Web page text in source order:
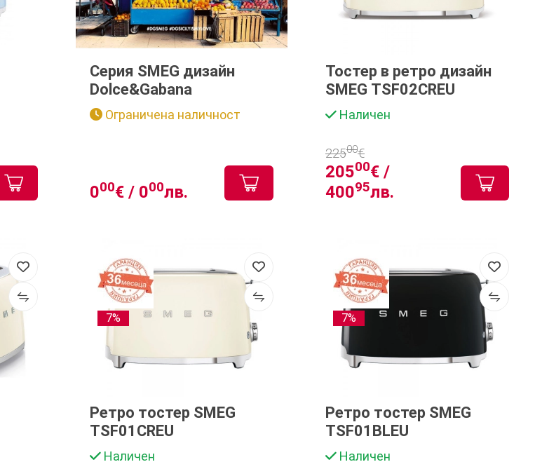
Серия SMEG дизайн
Dolce&Gabana
Ограничена наличност
000€ / 000лв.
Тостер в ретро дизайн
SMEG TSF02CREU
Наличен
20500€ /
40095лв.
22500€
7%
Ретро тостер SMEG
TSF01CREU
Наличен
7%
Ретро тостер SMEG
TSF01BLEU
Наличен